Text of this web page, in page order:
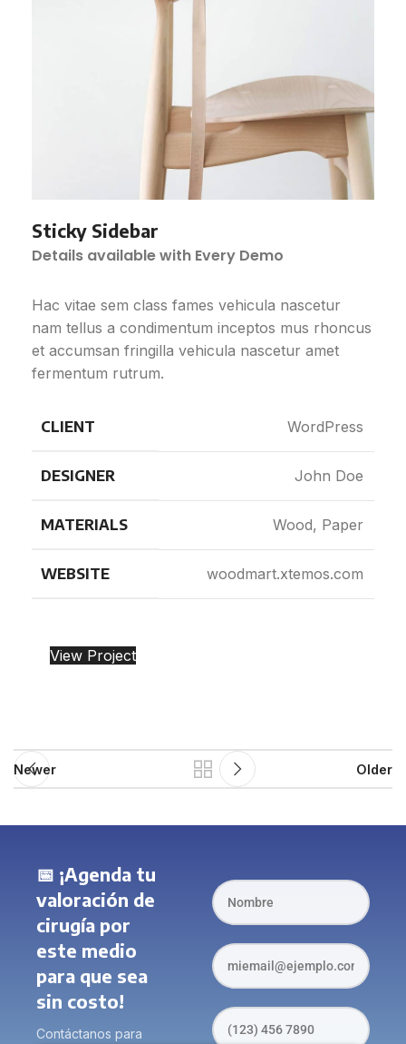
Sticky Sidebar
Details available with Every Demo
Hac vitae sem class fames vehicula nascetur
nam tellus a condimentum inceptos mus rhoncus
et accumsan fringilla vehicula nascetur amet
fermentum rutrum.
CLIENT WordPress
DESIGNER John Doe
MATERIALS Wood, Paper
WEBSITE woodmart.xtemos.com
View Project
Newer Older
📅 ¡Agenda tu
valoración de
cirugía por
este medio
para que sea
sin costo!
Contáctanos para